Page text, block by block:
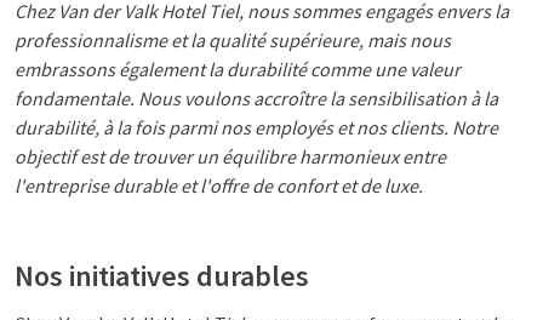
Chez Van der Valk Hotel Tiel, nous sommes engagés envers la
professionnalisme et la qualité supérieure, mais nous
embrassons également la durabilité comme une valeur
fondamentale. Nous voulons accroître la sensibilisation à la
durabilité, à la fois parmi nos employés et nos clients. Notre
objectif est de trouver un équilibre harmonieux entre
l'entreprise durable et l'offre de confort et de luxe.
Nos initiatives durables